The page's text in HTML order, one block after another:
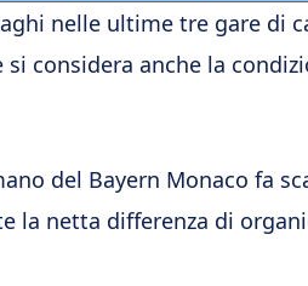
nelle ultime tre gare di
considera anche la
del Bayern Monaco fa
la netta differenza di